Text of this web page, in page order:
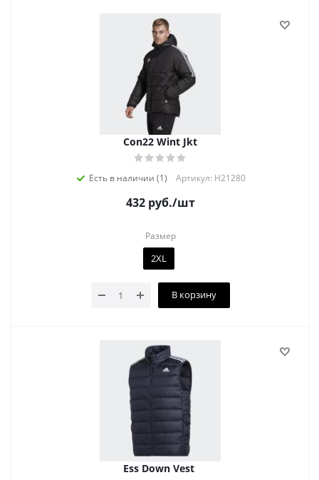
Con22 Wint Jkt
Есть в наличии (1) Артикул: H21280
432руб./шт
Размер
2XL
В корзину
Ess Down Vest